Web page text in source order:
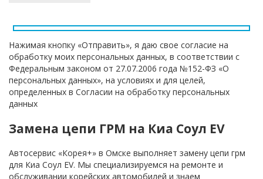
Нажимая кнопку «Отправить», я даю свое согласие на
обработку моих персональных данных, в соответствии с
Федеральным законом от 27.07.2006 года №152-ФЗ «О
персональных данных», на условиях и для целей,
определенных в Согласии на обработку персональных
данных
Замена цепи ГРМ на Киа Соул EV
Автосервис «Корея+» в Омске выполняет замену цепи грм
для Киа Соул EV. Мы специализируемся на ремонте и
обслуживании корейских автомобилей и знаем